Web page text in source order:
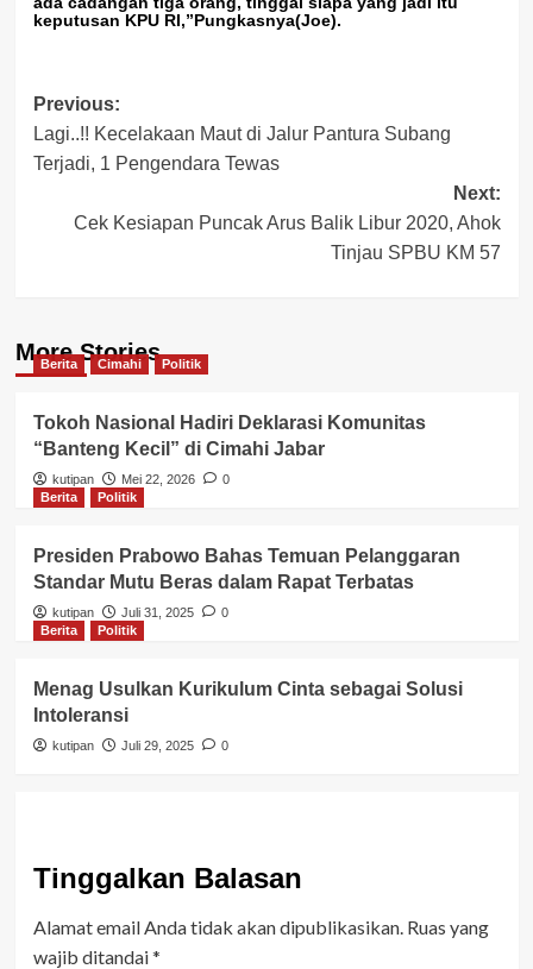
keputusan KPU RI,”Pungkasnya(Joe).
Post
navigation
Previous:
Lagi..!! Kecelakaan Maut di Jalur Pantura Subang
Terjadi, 1 Pengendara Tewas
Next:
Cek Kesiapan Puncak Arus Balik Libur 2020, Ahok
Tinjau SPBU KM 57
More Stories
Berita Cimahi Politik
Tokoh Nasional Hadiri Deklarasi Komunitas
“Banteng Kecil” di Cimahi Jabar
kutipan Mei 22, 2026
0
Berita
Politik
Presiden Prabowo Bahas Temuan Pelanggaran
Standar Mutu Beras dalam Rapat Terbatas
kutipan Juli 31, 2025
0
Berita
Politik
Menag Usulkan Kurikulum Cinta sebagai Solusi
Intoleransi
kutipan Juli 29, 2025 0
Tinggalkan Balasan
Alamat email Anda tidak akan dipublikasikan. Ruas yang
wajib ditandai*